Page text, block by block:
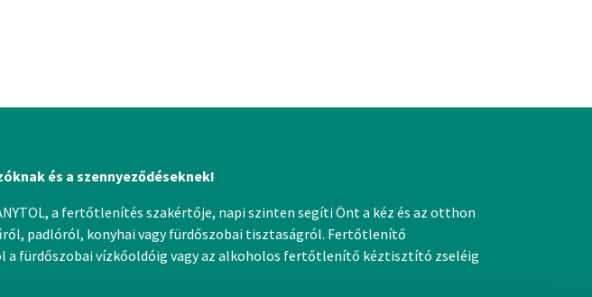
és a szennyeződéseknek!
a fertőtlenítés szakértője, napi szinten segíti Önt a kéz és az otthon
padlóról, konyhai vagy fürdőszobai tisztaságról. Fertőtlenítő
fürdőszobai vízkőoldóig vagy az alkoholos fertőtlenítő kéztisztító zseléig